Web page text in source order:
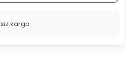
kargo